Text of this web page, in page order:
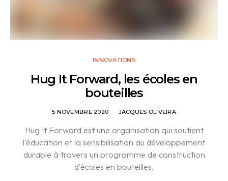
INNOVATIONS
Hug It Forward, les écoles en
bouteilles
5 NOVEMBRE 2020 JACQUES OLIVEIRA
Hug It Forward est une organisation qui soutient
l'éducation et la sensibilisation au développement
durable à travers un programme de construction
d'écoles en bouteilles.